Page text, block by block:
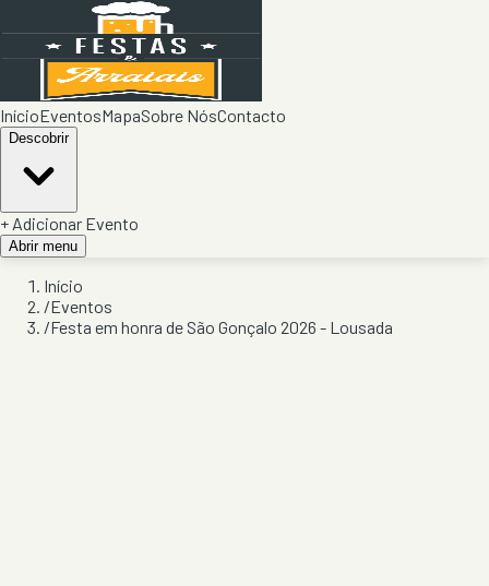
InícioEventosMapaSobre NósContacto
Descobrir
+ Adicionar Evento
Abrir menu
Início
/Eventos
/Festa em honra de São Gonçalo 2026 - Lousada